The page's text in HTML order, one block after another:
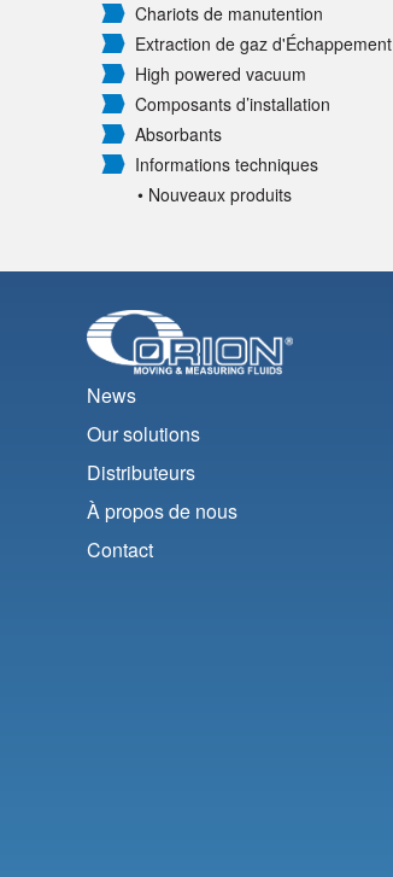
Chariots de manutention
Extraction de gaz d'Échappement
High powered vacuum
Composants d’installation
Absorbants
Informations techniques
• Nouveaux produits
News
Our solutions
Distributeurs
À propos de nous
Contact